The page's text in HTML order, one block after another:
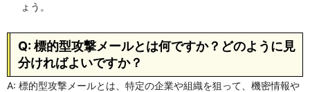
ょう。
Q: 標的型攻撃メールとは何ですか？どのように見
分ければよいですか？
A: 標的型攻撃メールとは、特定の企業や組織を狙って、機密情報や